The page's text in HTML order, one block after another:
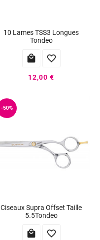
10 Lames TSS3 Longues
Tondeo
 
12,00 €
-50%
Ciseaux Supra Offset Taille
5.5Tondeo
 